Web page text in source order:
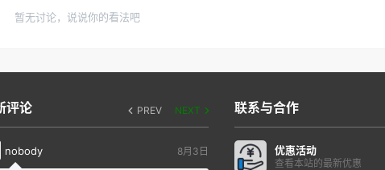
暂无讨论，说说你的看法吧
评论 PREV NEXT
nobody 8月3日
联系与合作
优惠活动
查看本站的最新优惠